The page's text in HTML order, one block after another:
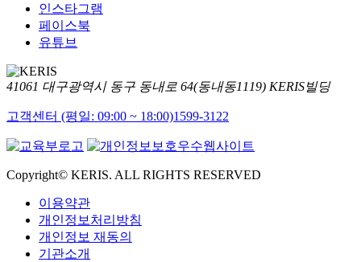
인스타그램
페이스북
유튜브
41061 대구광역시 동구 동내로 64(동내동1119) KERIS빌딩
고객센터 (평일: 09:00 ~ 18:00)1599-3122
Copyright© KERIS. ALL RIGHTS RESERVED
이용약관
개인정보처리방침
개인정보 재동의
기관소개